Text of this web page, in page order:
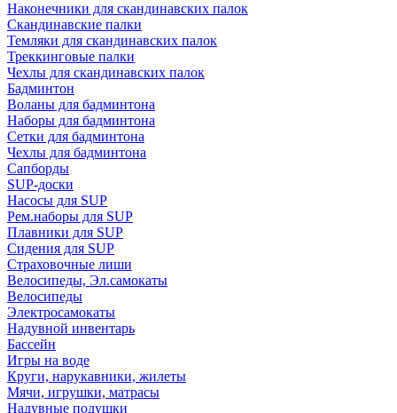
Наконечники для скандинавских палок
Скандинавские палки
Темляки для скандинавских палок
Треккинговые палки
Чехлы для скандинавских палок
Бадминтон
Воланы для бадминтона
Наборы для бадминтона
Сетки для бадминтона
Чехлы для бадминтона
Сапборды
SUP-доски
Насосы для SUP
Рем.наборы для SUP
Плавники для SUP
Сидения для SUP
Страховочные лиши
Велосипеды, Эл.самокаты
Велосипеды
Электросамокаты
Надувной инвентарь
Бассейн
Игры на воде
Круги, нарукавники, жилеты
Мячи, игрушки, матрасы
Надувные подушки